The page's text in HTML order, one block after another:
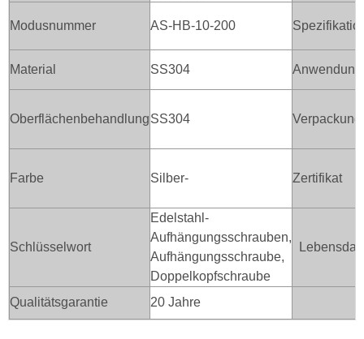
Modusnummer AS-HB-10-200
Material SS304 Anwendung
OberflächenbehandlungSS304 Verpackung
Farbe Silber- Zertifikat
Schlüsselwort
Edelstahl-
Aufhängungsschrauben,
Aufhängungsschraube,
Doppelkopfschraube
Qualitätsgarantie 20 Jahre